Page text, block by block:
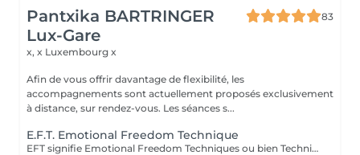
Pantxika BARTRINGER
Lux-Gare
83
x, x Luxembourg x
Afin de vous offrir davantage de flexibilité, les
accompagnements sont actuellement proposés exclusivement
à distance, sur rendez-vous. Les séances s...
E.F.T. Emotional Freedom Technique
EFT signifie Emotional Freedom Techniques ou bien Techniques de Libération Emotionnelle Cette pratique est un dérivé de la médecine traditionnelle chinoise. Il s'agit de tapoter doucement certains points spécifiques situés sur nos méridiens (du haut du corps et de nos mains). En tapotant ainsi tout en exprimant ce qui nous dérange, on équilibre les méridiens perturbés. En fin de séance, vous conservez la mémoire de l'évènement qui vous a dérangé, mais n'en ressentez plus la charge émotive qui l'accompagnait. Elle est utile pour toutes les émotions négatives telles que les angoisses, la tristesse, la peur, la honte, la culpabilité... L'EFT nous permet d'exprimer nos maux par des mots. C'est une méthode rapide, efficace et interactive. L'essayer c'est l'adopter ! Séance possible en distanciel, merci de prendre contact par mail "Prochainement, des ateliers en distanciel seront proposés"